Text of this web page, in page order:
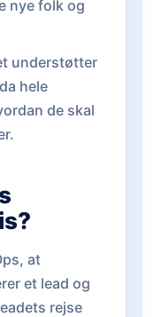
nye folk og
understøtter
hele
de skal
at
et lead og
rejse